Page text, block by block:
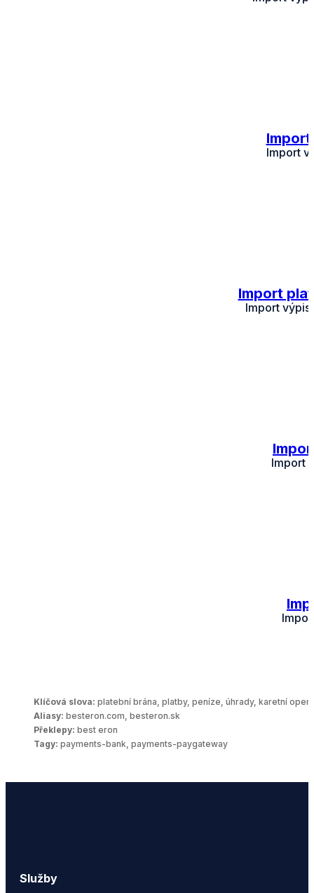
Import
Import
Import
Import
Klíčová slova: platební brána, platby, peníze, úhrady, karetní
Aliasy: besteron.com, besteron.sk
Překlepy: best eron
Tagy: payments-bank, payments-paygateway
Služby